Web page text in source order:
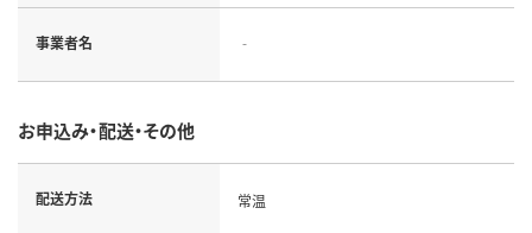
事業者名 ‐
お申込み・配送・その他
配送方法 常温